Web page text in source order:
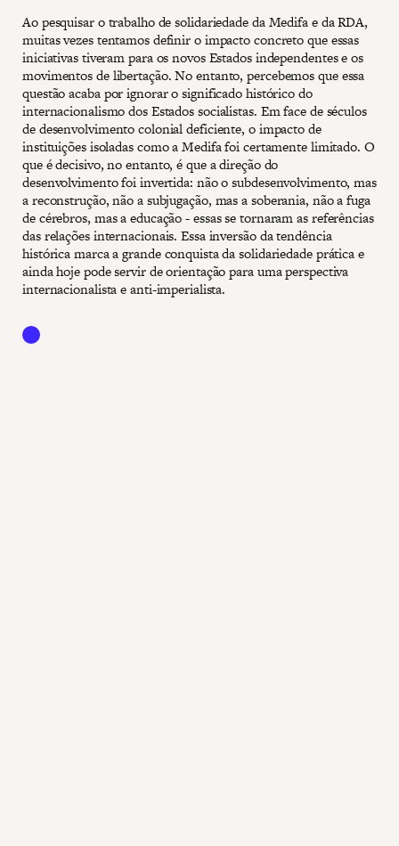
Ao pesquisar o trabalho de solidariedade da Medifa e da RDA,
muitas vezes tentamos definir o impacto concreto que essas
iniciativas tiveram para os novos Estados independentes e os
movimentos de libertação. No entanto, percebemos que essa
questão acaba por ignorar o significado histórico do
internacionalismo dos Estados socialistas. Em face de séculos
de desenvolvimento colonial deficiente, o impacto de
instituições isoladas como a Medifa foi certamente limitado. O
que é decisivo, no entanto, é que a direção do
desenvolvimento foi invertida: não o subdesenvolvimento, mas
a reconstrução, não a subjugação, mas a soberania, não a fuga
de cérebros, mas a educação - essas se tornaram as referências
das relações internacionais. Essa inversão da tendência
histórica marca a grande conquista da solidariedade prática e
ainda hoje pode servir de orientação para uma perspectiva
internacionalista e anti-imperialista.